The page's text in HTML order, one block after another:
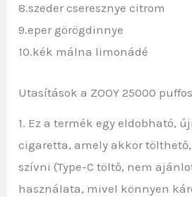
8.szeder cseresznye citrom
9.eper görögdinnye
10.kék málna limonádé
Utasítások a ZOOY 25000
1. Ez a termék egy eldobható,
cigaretta, amely akkor
szívni (Type-C töltő, nem
használata, mivel könnyen